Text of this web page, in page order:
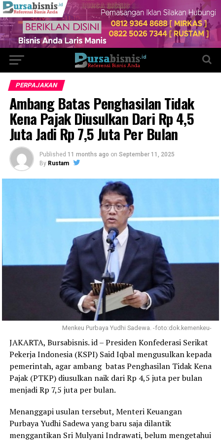
PERPAJAKAN
Ambang Batas Penghasilan Tidak
Kena Pajak Diusulkan Dari Rp 4,5
Juta Jadi Rp 7,5 Juta Per Bulan
Published 11 months ago on September 11, 2025
By Rustam
Menkeu Purbaya Yudhi Sadewa. -foto:dok.kemenkeu-
JAKARTA, Bursabisnis. id – Presiden Konfederasi Serikat
Pekerja Indonesia (KSPI) Said Iqbal mengusulkan kepada
pemerintah, agar ambang batas Penghasilan Tidak Kena
Pajak (PTKP) diusulkan naik dari Rp 4,5 juta per bulan
menjadi Rp 7,5 juta per bulan.
Menanggapi usulan tersebut, Menteri Keuangan
Purbaya Yudhi Sadewa yang baru saja dilantik
menggantikan Sri Mulyani Indrawati, belum mengetahui